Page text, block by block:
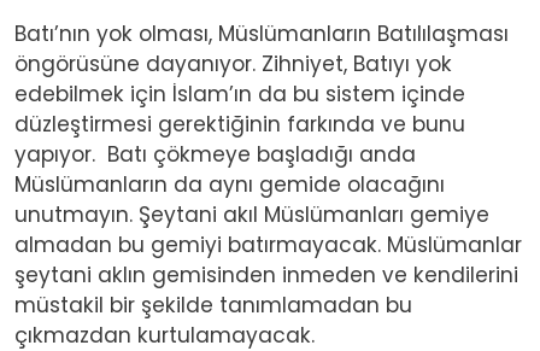
Batı’nın yok olması, Müslümanların Batılılaşması
öngörüsüne dayanıyor. Zihniyet, Batıyı yok
edebilmek için İslam’ın da bu sistem içinde
düzleştirmesi gerektiğinin farkında ve bunu
yapıyor. Batı çökmeye başladığı anda
Müslümanların da aynı gemide olacağını
unutmayın. Şeytani akıl Müslümanları gemiye
almadan bu gemiyi batırmayacak. Müslümanlar
şeytani aklın gemisinden inmeden ve kendilerini
müstakil bir şekilde tanımlamadan bu
çıkmazdan kurtulamayacak.